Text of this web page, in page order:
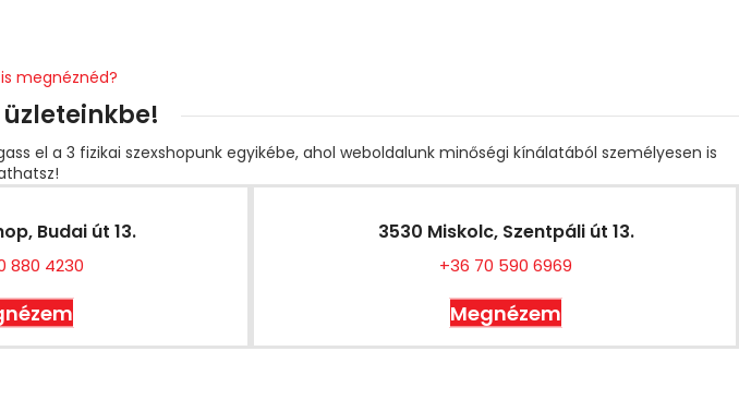
megnéznéd?
el a 3 fizikai szexshopunk egyikébe, ahol weboldalunk minőségi kínálatából személyesen is
Budai út 13.
880 4230
3530 Miskolc, Szentpáli út 13.
+36 70 590 6969
Megnézem